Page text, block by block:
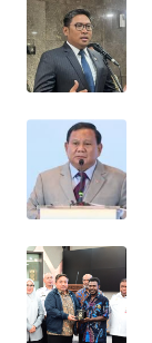
WAHANA
PERSONA
OTOMOTIF
WAHANA
HEALTH
WAHANA
DESA
WISATA